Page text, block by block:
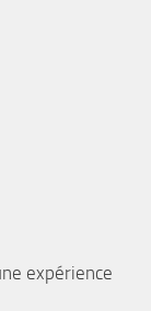
expérience